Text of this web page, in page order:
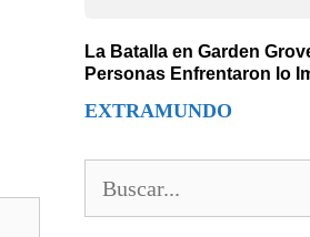
La Batalla en Garden
Personas Enfrentaron lo
EXTRAMUNDO